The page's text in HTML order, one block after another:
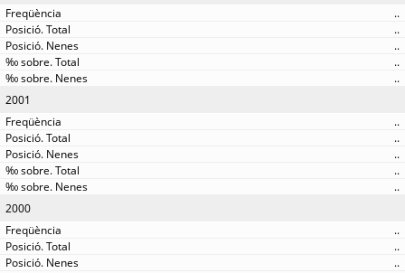
..
..
..
..
..
2001
..
..
..
..
..
2000
..
..
..